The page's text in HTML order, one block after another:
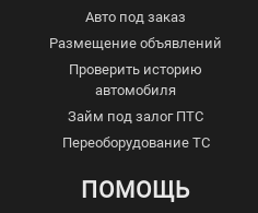
Авто под заказ
Размещение объявлений
Проверить историю
автомобиля
Займ под залог ПТС
Переоборудование ТС
ПОМОЩЬ